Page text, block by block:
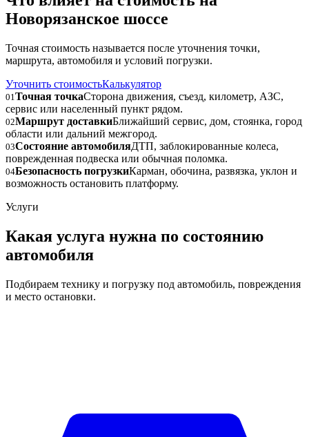
Новорязанское шоссе
Точная стоимость называется после уточнения точки,
маршрута, автомобиля и условий погрузки.
Уточнить стоимостьКалькулятор
01Точная точкаСторона движения, съезд, километр, АЗС,
сервис или населенный пункт рядом.
02Маршрут доставкиБлижайший сервис, дом, стоянка, город
области или дальний межгород.
03Состояние автомобиляДТП, заблокированные колеса,
поврежденная подвеска или обычная поломка.
04Безопасность погрузкиКарман, обочина, развязка, уклон и
возможность остановить платформу.
Услуги
Какая услуга нужна по состоянию
автомобиля
Подбираем технику и погрузку под автомобиль, повреждения
и место остановки.